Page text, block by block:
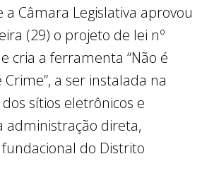
Câmara Legislativa aprovou
(29) o projeto de lei nº
cria a ferramenta “Não é
a ser instalada na
sítios eletrônicos e
administração direta,
do Distrito